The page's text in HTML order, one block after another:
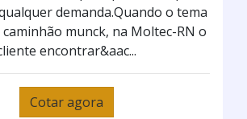
demanda.Quando o tema
munck, na Moltec-RN o
encontrar&aac...
Cotar agora